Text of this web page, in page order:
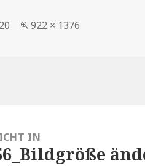
Volle
922 × 1376
IN